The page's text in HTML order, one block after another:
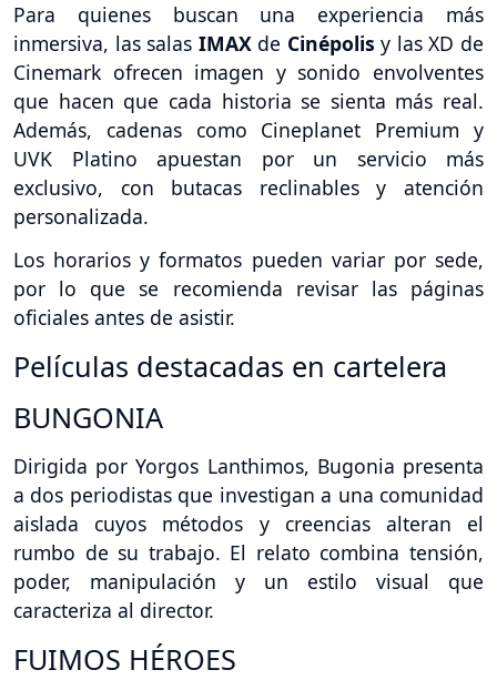
Para quienes buscan una experiencia más
inmersiva, las salas IMAX de Cinépolisy las XD de
Cinemark ofrecen imagen y sonido envolventes
que hacen que cada historia se sienta más real.
Además, cadenas como Cineplanet Premium y
UVK Platino apuestan por un servicio más
exclusivo, con butacas reclinables y atención
personalizada.
Los horarios y formatos pueden variar por sede,
por lo que se recomienda revisar las páginas
oficiales antes de asistir.
Películas destacadas en cartelera
BUNGONIA
Dirigida por Yorgos Lanthimos, Bugonia presenta
a dos periodistas que investigan a una comunidad
aislada cuyos métodos y creencias alteran el
rumbo de su trabajo. El relato combina tensión,
poder, manipulación y un estilo visual que
caracteriza al director.
FUIMOS HÉROES